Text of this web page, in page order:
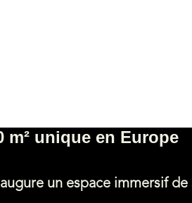
m² unique en Europe
un espace immersif